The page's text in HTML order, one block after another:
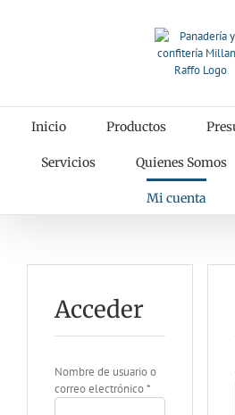
Inicio Productos
Servicios Quienes Somos
Mi cuenta
Acceder
Nombre de usuario o
correo electrónico*